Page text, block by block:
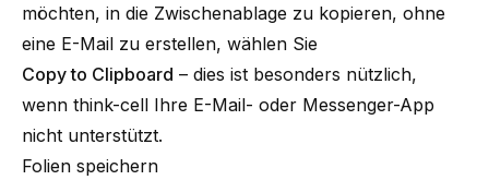
möchten, in die Zwischenablage zu kopieren, ohne
eine E-Mail zu erstellen, wählen Sie
Copy to Clipboard – dies ist besonders nützlich,
wenn think-cell Ihre E-Mail- oder Messenger-App
nicht unterstützt.
Folien speichern